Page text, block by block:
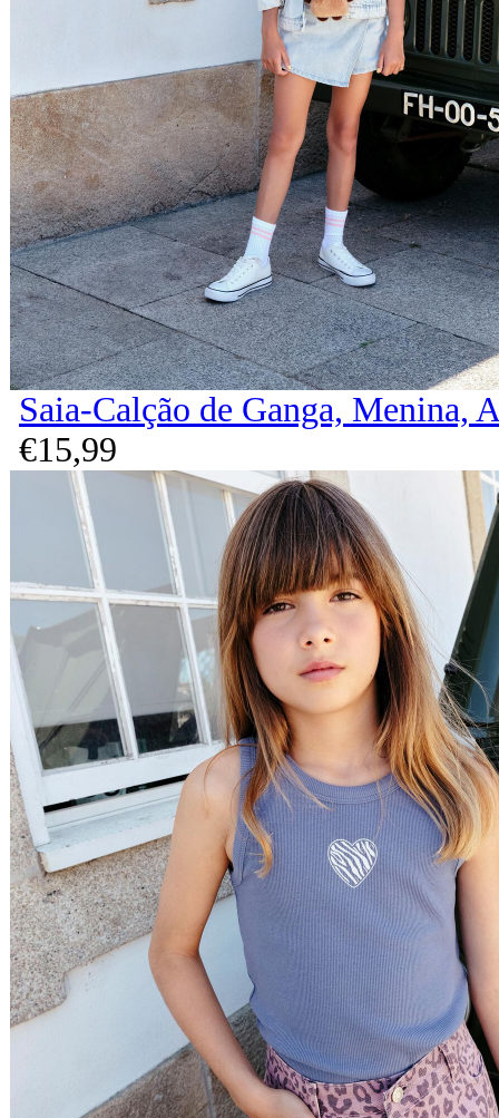
Saia-Calção de Ganga, Menina,
€15,99